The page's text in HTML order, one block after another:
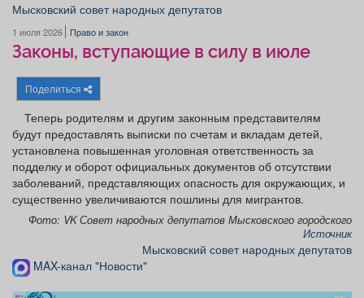
Работа
Афиша Обучение Проекты
Товары Поздравления Погода
Мысковский совет народных депутатов
1 июля 2026 Право и закон
Законы, вступающие в силу в июле
Поделиться
Теперь родителям и другим законным представителям
будут предоставлять выписки по счетам и вкладам детей,
установлена повышенная уголовная ответственность за
подделку и оборот официальных документов об отсутствии
заболеваний, представляющих опасность для окружающих, и
существенно увеличиваются пошлины для мигрантов.
Фото: VK Совет народных депутатов Мысковского городского
Источник
Мысковский совет народных депутатов
MAX-канал "Новости"